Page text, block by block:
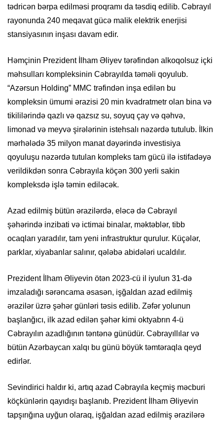
tədricən bərpa edilməsi proqramı da təsdiq edilib. Cəbrayıl
rayonunda 240 meqavat gücə malik elektrik enerjisi
stansiyasının inşası davam edir.
Həmçinin Prezident İlham Əliyev tərəfindən alkoqolsuz içki
məhsulları kompleksinin Cəbrayılda təməli qoyulub.
“Azərsun Holding” MMC trəfindən inşa edilən bu
kompleksin ümumi ərazisi 20 min kvadratmetr olan bina və
tikililərində qazlı və qazsız su, soyuq çay və qəhvə,
limonad və meyvə şirələrinin istehsalı nəzərdə tutulub. İlkin
mərhələdə 35 milyon manat dəyərində investisiya
qoyuluşu nəzərdə tutulan kompleks tam gücü ilə istifadəyə
verildikdən sonra Cəbrayıla köçən 300 yerli sakin
kompleksdə işlə təmin ediləcək.
Azad edilmiş bütün ərazilərdə, eləcə də Cəbrayıl
şəhərində inzibati və ictimai binalar, məktəblər, tibb
ocaqları yaradılır, tam yeni infrastruktur qurulur. Küçələr,
parklar, xiyabanlar salınır, qələbə abidələri ucaldılır.
Prezident İlham Əliyevin ötən 2023-cü il iyulun 31-də
imzaladığı sərəncama əsasən, işğaldan azad edilmiş
ərazilər üzrə şəhər günləri təsis edilib. Zəfər yolunun
başlanğıcı, ilk azad edilən şəhər kimi oktyabrın 4-ü
Cəbrayılın azadlığının təntənə günüdür. Cəbrayıllılar və
bütün Azərbaycan xalqı bu günü böyük təmtəraqla qeyd
edirlər.
Sevindirici haldır ki, artıq azad Cəbrayıla keçmiş məcburi
köçkünlərin qayıdışı başlanıb. Prezident İlham Əliyevin
tapşırığına uyğun olaraq, işğaldan azad edilmiş ərazilərə